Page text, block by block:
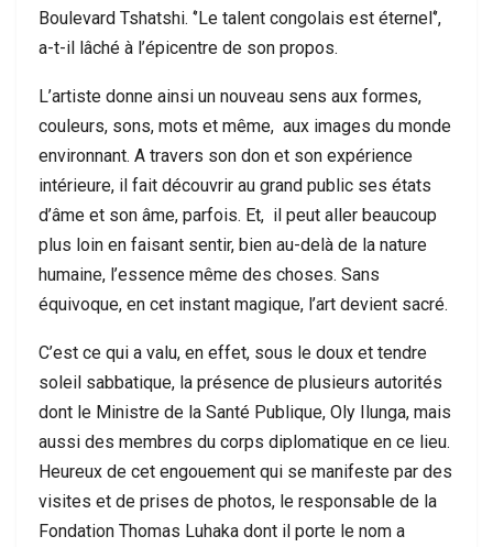
Boulevard Tshatshi. ‘’Le talent congolais est éternel‘’,
a-t-il lâché à l’épicentre de son propos.
L’artiste donne ainsi un nouveau sens aux formes,
couleurs, sons, mots et même, aux images du monde
environnant. A travers son don et son expérience
intérieure, il fait découvrir au grand public ses états
d’âme et son âme, parfois. Et, il peut aller beaucoup
plus loin en faisant sentir, bien au-delà de la nature
humaine, l’essence même des choses. Sans
équivoque, en cet instant magique, l’art devient sacré.
C’est ce qui a valu, en effet, sous le doux et tendre
soleil sabbatique, la présence de plusieurs autorités
dont le Ministre de la Santé Publique, Oly Ilunga, mais
aussi des membres du corps diplomatique en ce lieu.
Heureux de cet engouement qui se manifeste par des
visites et de prises de photos, le responsable de la
Fondation Thomas Luhaka dont il porte le nom a